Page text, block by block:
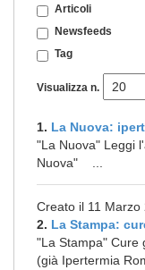
Articoli
Newsfeeds
Tag
Visualizza n.
1. La Nuova:
"La Nuova" Leggi
Nuova" ...
Creato il 11 Marzo
2. La Stampa:
"La Stampa" Cure
(già Ipertermia